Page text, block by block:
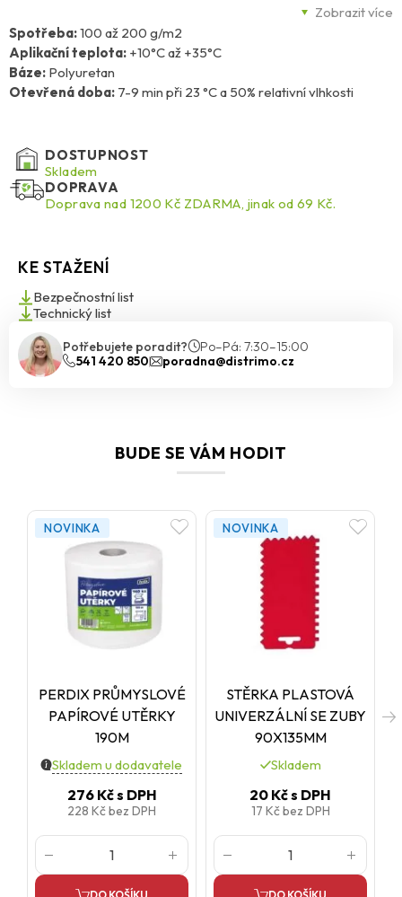
Zobrazit více
vyhřívaným lisem do 70 °C. Je vhodné pro konstrukční lepení,
výrobu sendvičových prvků z porézních materiálů, např. dřeva, s
možností lepení na kovy, lamináty, plasty a pěnové desky. Není
určeno pro výrobu nosných konstrukčních prvků pro stavební
účely; pro venkovní použití je třeba ochrany proti povětrnostním
Spotřeba:100 až 200 g/m2
Aplikační teplota: +10°C až +35°C
Báze: Polyuretan
Otevřená doba: 7-9 min při 23 °C a 50% relativní vlhkosti
DOSTUPNOST
Skladem
DOPRAVA
Doprava nad 1200 Kč ZDARMA, jinak od 69 Kč.
KE STAŽENÍ
Bezpečnostní list
Technický list
Potřebujete poradit?
Po–Pá: 7:30–15:00
541 420 850
poradna@distrimo.cz
BUDE SE VÁM HODIT
NOVINKA
PERDIX PRŮMYSLOVÉ
PAPÍROVÉ UTĚRKY
190M
Skladem u dodavatele
276 Kčs DPH
228 Kčbez DPH
NOVINKA
STĚRKA PLASTOVÁ
UNIVERZÁLNÍ SE ZUBY
90X135MM
Skladem
20 Kčs DPH
17 Kčbez DPH